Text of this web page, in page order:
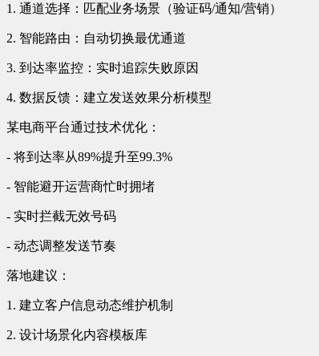
1. 通道选择：匹配业务场景（验证码/通知/营销）
2. 智能路由：自动切换最优通道
3. 到达率监控：实时追踪失败原因
4. 数据反馈：建立发送效果分析模型
某电商平台通过技术优化：
- 将到达率从89%提升至99.3%
- 智能避开运营商忙时拥堵
- 实时拦截无效号码
- 动态调整发送节奏
落地建议：
1. 建立客户信息动态维护机制
2. 设计场景化内容模板库